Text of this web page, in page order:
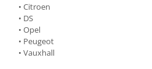
• Citroen
• DS
• Opel
• Peugeot
• Vauxhall